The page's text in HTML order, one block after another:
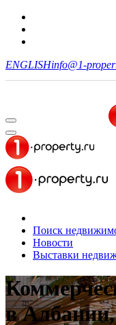
ENGLISHinfo@1-
Поиск
Новости
Выставки
в